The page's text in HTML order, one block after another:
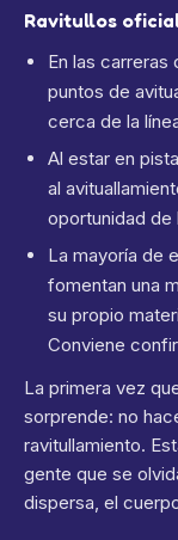
Ravitullos
En las carreras
puntos de
cerca de la
Al estar en
al
oportunidad
La mayoría de
fomentan una
su propio
Conviene
La primera vez
sorprende: no
ravitullamiento.
gente que se
dispersa, el